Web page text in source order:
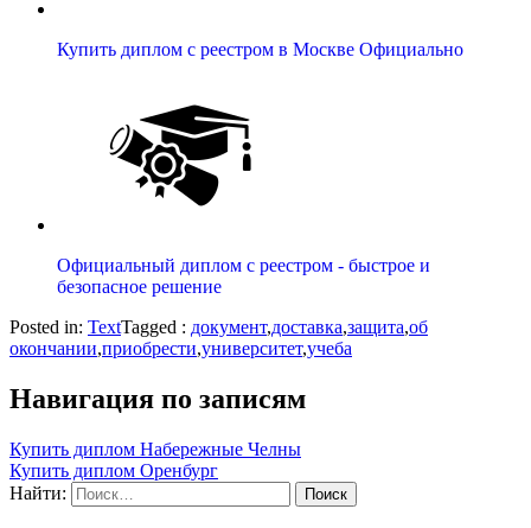
Купить диплом с реестром в Москве Официально
Официальный диплом с реестром - быстрое и
безопасное решение
Posted in: TextTagged : документ,доставка,защита,об
окончании,приобрести,университет,учеба
Навигация по записям
Купить диплом Набережные Челны
Купить диплом Оренбург
Найти: